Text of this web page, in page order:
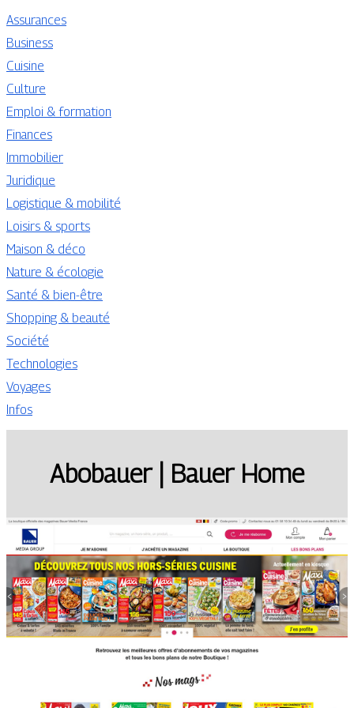
Assurances
Business
Cuisine
Culture
Emploi & formation
Finances
Immobilier
Juridique
Logistique & mobilité
Loisirs & sports
Maison & déco
Nature & écologie
Santé & bien-être
Shopping & beauté
Société
Technologies
Voyages
Infos
Abobauer | Bauer Home